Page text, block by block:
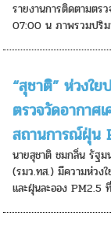
รายงานการติดตามต
07:00 น ภาพรวมปริม
“สุชาติ” ห่วงใ
ตรวจวัดอากา
สถานการณ์ฝุ่น
นายสุชาติ ชมกลิ่น รัฐม
(รมว.ทส.) มีความห่วง
และฝุ่นละออง PM2.5